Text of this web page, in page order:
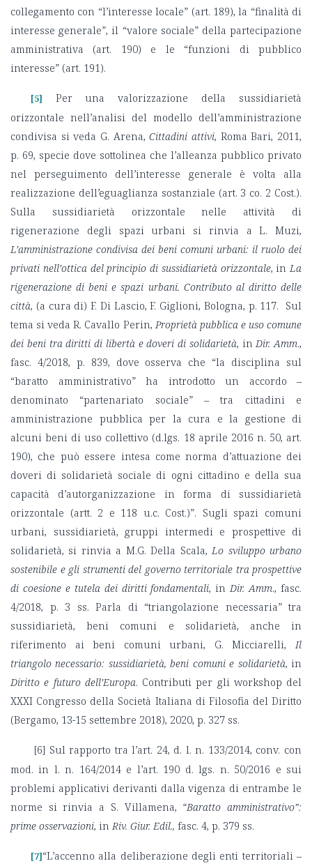
collegamento con “l’interesse locale” (art. 189), la “finalità di
interesse generale”, il “valore sociale” della partecipazione
amministrativa (art. 190) e le “funzioni di pubblico
interesse” (art. 191).
[5] Per una valorizzazione della sussidiarietà
orizzontale nell’analisi del modello dell’amministrazione
condivisa si veda G. Arena,Cittadini attivi, Roma Bari, 2011,
p. 69, specie dove sottolinea che l’alleanza pubblico privato
nel perseguimento dell’interesse generale è volta alla
realizzazione dell’eguaglianza sostanziale (art. 3 co. 2 Cost.).
Sulla sussidiarietà orizzontale nelle attività di
rigenerazione degli spazi urbani si rinvia a L. Muzi,
L’amministrazione condivisa dei beni comuni urbani: il ruolo dei
privati nell’ottica del principio di sussidiarietà orizzontale, in La
rigenerazione di beni e spazi urbani. Contributo al diritto delle
città, (a cura di) F. Di Lascio, F. Giglioni, Bologna, p. 117. Sul
tema si veda R. Cavallo Perin, Proprietà pubblica e uso comune
dei beni tra diritti di libertà e doveri di solidarietà, inDir. Amm.,
fasc. 4/2018, p. 839, dove osserva che “la disciplina sul
“baratto amministrativo” ha introdotto un accordo –
denominato “partenariato sociale” – tra cittadini e
amministrazione pubblica per la cura e la gestione di
alcuni beni di uso collettivo (d.lgs. 18 aprile 2016 n. 50, art.
190), che può essere intesa come norma d’attuazione dei
doveri di solidarietà sociale di ogni cittadino e della sua
capacità d’autorganizzazione in forma di sussidiarietà
orizzontale (artt. 2 e 118 u.c. Cost.)”. Sugli spazi comuni
urbani, sussidiarietà, gruppi intermedi e prospettive di
solidarietà, si rinvia a M.G. Della Scala,Lo sviluppo urbano
sostenibile e gli strumenti del governo territoriale tra prospettive
di coesione e tutela dei diritti fondamentali, inDir. Amm., fasc.
4/2018, p. 3 ss. Parla di “triangolazione necessaria” tra
sussidiarietà, beni comuni e solidarietà, anche in
riferimento ai beni comuni urbani, G. Micciarelli, Il
triangolo necessario: sussidiarietà, beni comuni e solidarietà, in
Diritto e futuro dell’Europa. Contributi per gli workshop del
XXXI Congresso della Società Italiana di Filosofia del Diritto
(Bergamo, 13-15 settembre 2018), 2020, p. 327 ss.
[6] Sul rapporto tra l’art. 24, d. l. n. 133/2014, conv. con
mod. in l. n. 164/2014 e l’art. 190 d. lgs. n. 50/2016 e sui
problemi applicativi derivanti dalla vigenza di entrambe le
norme si rinvia a S. Villamena, “Baratto amministrativo”:
prime osservazioni, in Riv. Giur. Edil., fasc. 4, p. 379 ss.
[7]“L’accenno alla deliberazione degli enti territoriali –